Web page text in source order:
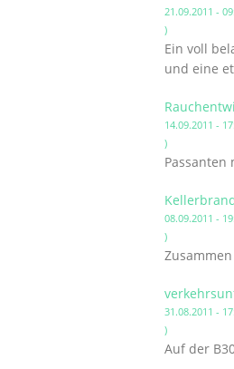
21.09.2011 -
)
Ein voll
und eine et
14.09.2011 -
)
08.09.2011 -
)
31.08.2011 -
)
Auf der